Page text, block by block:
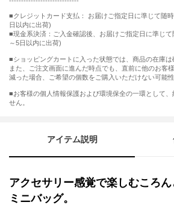
■クレジットカード支払： お届けご指定日に準じて随
日以内に出荷)
■現金系決済：ご入金確認後、お届けご指定日に準じ
～5日以内に出荷)
■ショッピングカートに入った状態では、商品の在庫は
また、ご注文画面に進んだ時点でも、直前に他のお客
減った場合、ご希望の個数をご購入いただけない可能性
■お客様の個人情報保護および環境保全の一環として、
せん。
アイテム説明
アクセサリー感覚で楽しむころ
ミニバッグ。